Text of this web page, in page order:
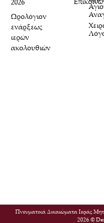
Ωρολόγιον
ενάρξεως
ιερών
ακολουθιών
Πνευματικά Δικαιώματα Ιεράς
2026 ©